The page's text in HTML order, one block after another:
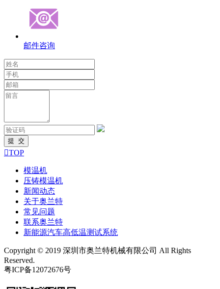
邮件咨询
TOP
模温机
压铸模温机
新闻动态
关于奥兰特
常见问题
联系奥兰特
新能源汽车高低温测试系统
Copyright © 2019 深圳市奥兰特机械有限公司 All Rights
Reserved.
粤ICP备12072676号